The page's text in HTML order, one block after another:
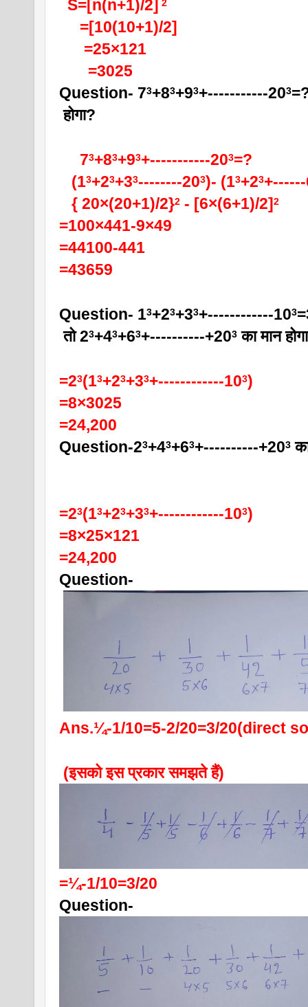
S=[n(n+1)/2] 2
=[10(10+1)/2]
=25×121
=3025
Question- 73+83+93+-----------203
होगा?
73+83+93+-----------203=?
(13+23+33--------203)- (13+23
{ 20×(20+1)/2}2 - [6×(6+1)/2] 2
=100×441-9×49
=44100-441
=43659
Question- 13+23+33+------------103
तो 23+43+63+----------+203 का मान
=23(13+23+33+------------103)
=8×3025
=24,200
Question-23+43+63+----------+203
=23(13+23+33+------------103)
=8×25×121
=24,200
Question-
Ans.¼-1/10=5-2/20=3/20(direct
(इसको इस प्रकार समझते हैं)
=¼-1/10=3/20
Question-